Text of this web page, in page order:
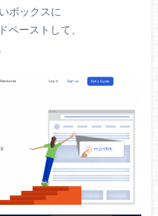
ボックスに
ペーストして、